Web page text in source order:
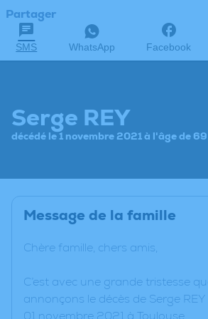
Partager
SMS WhatsApp Facebook
Serge REY
décédé le 1 novembre 2021 à l'âge de
Message de la famille
Chère famille, chers amis,
C’est avec une grande tristesse
annonçons le décès de Serge
01 novembre 2021 à Toulouse.